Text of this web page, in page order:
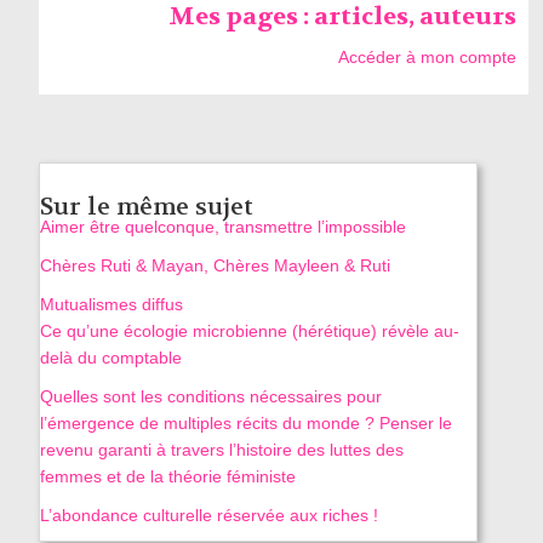
Mes pages : articles, auteurs
Accéder à mon compte
Sur le même sujet
Aimer être quelconque, transmettre l’impossible
Chères Ruti & Mayan, Chères Mayleen & Ruti
Mutualismes diffus
Ce qu’une écologie microbienne (hérétique) révèle au-
delà du comptable
Quelles sont les conditions nécessaires pour
l’émergence de multiples récits du monde ? Penser le
revenu garanti à travers l’histoire des luttes des
femmes et de la théorie féministe
L’abondance culturelle réservée aux riches !